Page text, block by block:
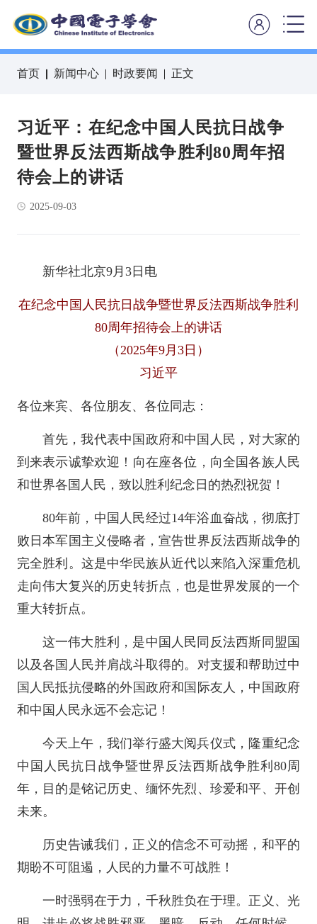
首页 新闻中心 时政要闻 正文
习近平：在纪念中国人民抗日战争
暨世界反法西斯战争胜利80周年招
待会上的讲话
2025-09-03
新华社北京9月3日电
在纪念中国人民抗日战争暨世界反法西斯战争胜利
80周年招待会上的讲话
（2025年9月3日）
习近平
各位来宾、各位朋友、各位同志：
首先，我代表中国政府和中国人民，对大家的
到来表示诚挚欢迎！向在座各位，向全国各族人民
和世界各国人民，致以胜利纪念日的热烈祝贺！
80年前，中国人民经过14年浴血奋战，彻底打
败日本军国主义侵略者，宣告世界反法西斯战争的
完全胜利。这是中华民族从近代以来陷入深重危机
走向伟大复兴的历史转折点，也是世界发展的一个
重大转折点。
这一伟大胜利，是中国人民同反法西斯同盟国
以及各国人民并肩战斗取得的。对支援和帮助过中
国人民抵抗侵略的外国政府和国际友人，中国政府
和中国人民永远不会忘记！
今天上午，我们举行盛大阅兵仪式，隆重纪念
中国人民抗日战争暨世界反法西斯战争胜利80周
年，目的是铭记历史、缅怀先烈、珍爱和平、开创
未来。
历史告诫我们，正义的信念不可动摇，和平的
期盼不可阻遏，人民的力量不可战胜！
一时强弱在于力，千秋胜负在于理。正义、光